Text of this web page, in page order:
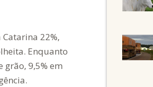
22%,
Enquanto
grão, 9,5% em